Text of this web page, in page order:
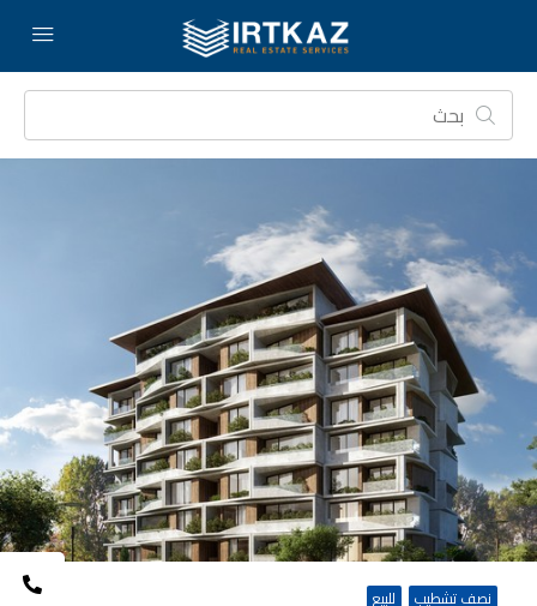
نصف تشطيب للبيع